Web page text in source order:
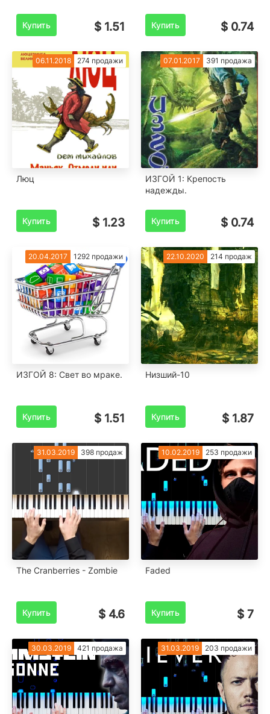
Купить $ 1.51 Купить $ 0.74
06.11.2018 274 продажи
Люц
Купить $ 1.23
07.01.2017 391 продажа
ИЗГОЙ 1: Крепость
надежды.
Купить $ 0.74
20.04.2017 1292 продажи
ИЗГОЙ 8: Свет во мраке.
Купить $ 1.51
22.10.2020 214 продаж
Низший-10
Купить $ 1.87
31.03.2019 398 продаж
The Cranberries - Zombie
Купить $ 4.6
10.02.2019 253 продажи
Faded
Купить $ 7
30.03.2019 421 продажа 31.03.2019 203 продажи